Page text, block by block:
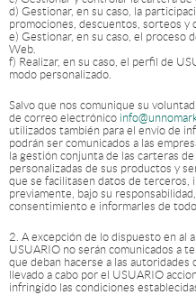
d) Gestionar, en su caso, la
promociones, descuentos, sorteos y
e) Gestionar, en su caso, el proceso
Web.
f) Realizar, en su caso, el perfil de
modo personalizado.
Salvo que nos comunique su
de correo electrónico
utilizados también para el envío de
podrán ser comunicados a las
la gestión conjunta de las carteras
personalizadas de sus productos y
que se facilitasen datos de terceros,
previamente, bajo su
consentimiento e informarles de
2. A excepción de lo dispuesto en al
USUARIO no serán comunicados a
que deban hacerse a las
llevado a cabo por el USUARIO
infringido las condiciones